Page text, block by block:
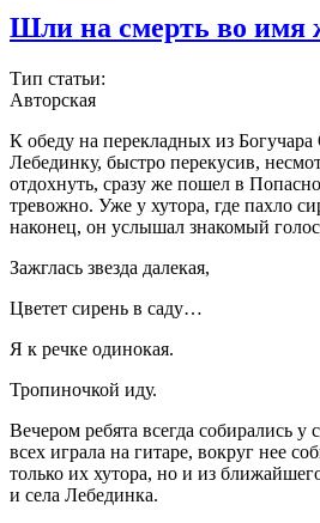
Шли на смерть во имя
Тип статьи:
Авторская
К обеду на перекладных из Богучара
Лебединку, быстро перекусив,
отдохнуть, сразу же пошел в
тревожно. Уже у хутора, где пахло
наконец, он услышал знакомый
Зажглась звезда далекая,
Цветет сирень в саду…
Я к речке одинокая.
Тропиночкой иду.
Вечером ребята всегда собирались у
всех играла на гитаре, вокруг нее
только их хутора, но и из
и села Лебединка.